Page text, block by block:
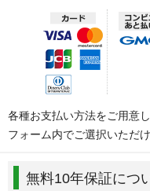
各種お支払い方法をご用意
フォーム内でご選択いただけ
無料10年保証につ